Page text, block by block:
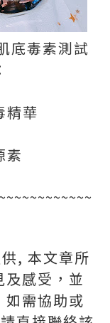
底毒素測試
精華
素
, 本文章所
感受，並
如需協助或